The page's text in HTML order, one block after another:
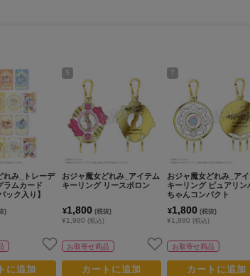
れみ_トレーデ
ラムカード
ック入り】
)
に追加
5
おジャ魔女どれみ_アイテム
キーリング リースポロン
¥1,800 (税抜)
¥1,980 (税込)
お取寄せ商品
カートに追加
7
おジャ魔女どれみ_ア
キーリング ピュアリン
ちゃんコンパクト
¥1,800 (税抜)
¥1,980 (税込)
お取寄せ商品
カートに追加